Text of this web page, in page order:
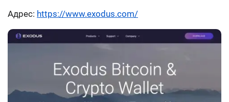
Адрес: https://www.exodus.com/